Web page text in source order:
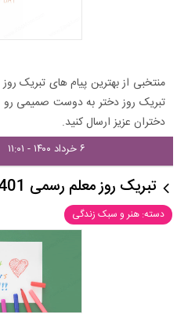
منتخبی از بهترین پیام های تبریک
تبریک روز دختر به دوست صمیمی رو
دختران عزیز ارسال کنید.
۶ خرداد ۱۴۰۰ - ۱۱:۰۱
تبریک روز معلم رسمی 1401 | عکس نوشته + انگلیسی
دسته: هنر و سبک زندگی